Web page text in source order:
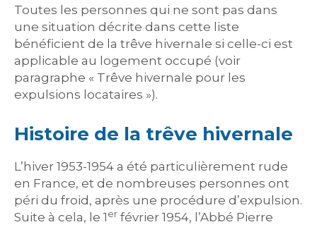
Toutes les personnes qui ne sont pas dans
une situation décrite dans cette liste
bénéficient de la trêve hivernale si celle-ci est
applicable au logement occupé (voir
paragraphe « Trêve hivernale pour les
expulsions locataires »).
Histoire de la trêve hivernale
L’hiver 1953-1954 a été particulièrement rude
en France, et de nombreuses personnes ont
péri du froid, après une procédure d’expulsion.
Suite à cela, le 1 er février 1954, l’Abbé Pierre